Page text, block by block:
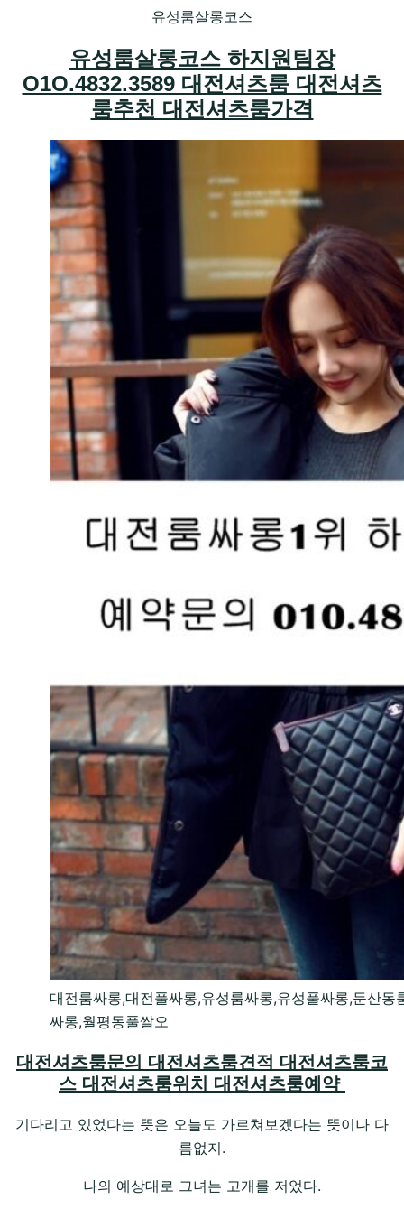
유성룸살롱코스
유성룸살롱코스 하지원팀장
O1O.4832.3589 대전셔츠룸 대전셔츠
룸추천 대전셔츠룸가격
대전룸싸롱,대전풀싸롱,유성룸싸롱,유성풀싸롱,둔산동
싸롱,월평동풀쌀오
대전셔츠룸문의 대전셔츠룸견적 대전셔츠룸코
스 대전셔츠룸위치 대전셔츠룸예약
기다리고 있었다는 뜻은 오늘도 가르쳐보겠다는 뜻이나 다
름없지.
나의 예상대로 그녀는 고개를 저었다.